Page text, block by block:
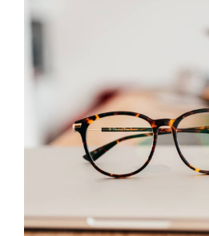
Ponte:
Naselli regolabili:
Accessori
Custodia:
Panno per pulizia:
Categorie: